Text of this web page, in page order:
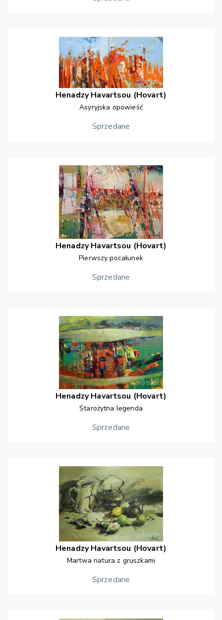
Henadzy Havartsou (Hovart)
Asyryjska opowieść
Sprzedane
Henadzy Havartsou (Hovart)
Pierwszy pocałunek
Sprzedane
Henadzy Havartsou (Hovart)
Starożytna legenda
Sprzedane
Henadzy Havartsou (Hovart)
Martwa natura z gruszkami
Sprzedane